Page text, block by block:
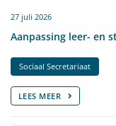
27 juli 2026
Aanpassing leer- en
Sociaal Secretariaat
LEES MEER